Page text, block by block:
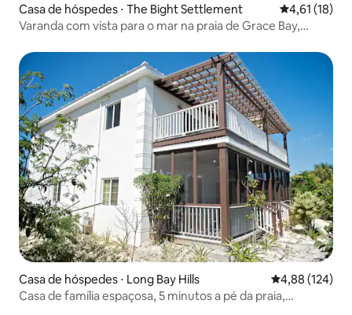
Casa de hóspedes ⋅ The Bight Settlement 4,61 de uma
4,61 (18)
Varanda com vista para o mar na praia de Grace Bay,
Casa de hóspedes ⋅ Long Bay Hills 4,88 de uma
4,88 (124)
Casa de família espaçosa, 5 minutos a pé da praia,